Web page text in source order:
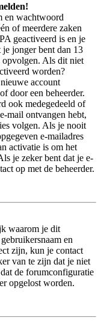
en wachtwoord
of meerdere zaken
geactiveerd is en je
je jonger bent dan 13
opvolgen. Als dit niet
worden?
account
door een beheerder.
ook medegedeeld of
mail ontvangen hebt,
volgen. Als je nooit
e-mailadres
activatie is om het
je zeker bent dat je e-
op met de beheerder.
waarom je dit
en
zijn, kun je contact
van te zijn dat je niet
de forumconfiguratie
opgelost worden.